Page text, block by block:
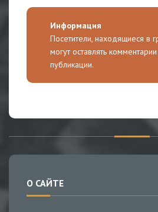
Информация
Посетители, находящиеся в
могут оставлять
публикации.
О САЙТЕ